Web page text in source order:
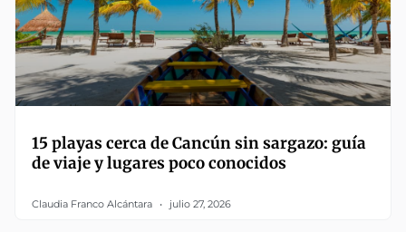
15 playas cerca de Cancún sin sargazo: guía
de viaje y lugares poco conocidos
Claudia Franco Alcántara julio 27, 2026